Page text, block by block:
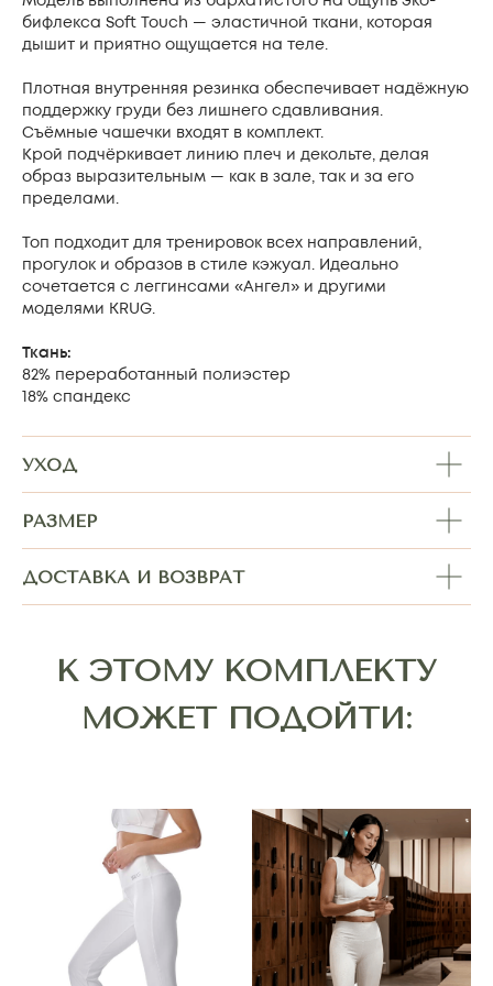
бифлекса Soft Touch — эластичной ткани, которая
дышит и приятно ощущается на теле.
Плотная внутренняя резинка обеспечивает надёжную
поддержку груди без лишнего сдавливания.
Съёмные чашечки входят в комплект.
Крой подчёркивает линию плеч и декольте, делая
образ выразительным — как в зале, так и за его
пределами.
Топ подходит для тренировок всех направлений,
прогулок и образов в стиле кэжуал. Идеально
сочетается с леггинсами «Ангел» и другими
моделями KRUG.
Ткань:
82% переработанный полиэстер
18% спандекс
УХОД
РАЗМЕР
ДОСТАВКА И ВОЗВРАТ